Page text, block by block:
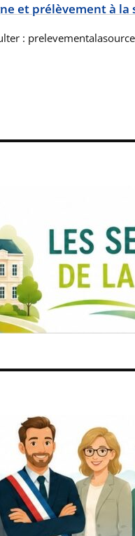
et prélèvement à la
: